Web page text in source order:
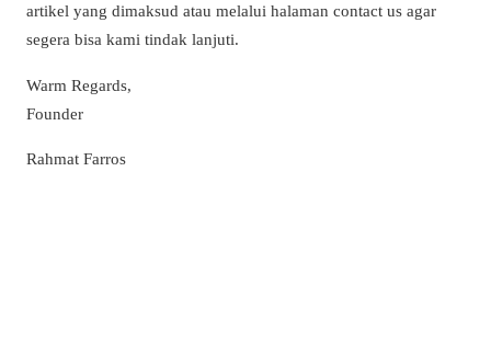
artikel yang dimaksud atau melalui halaman contact us agar
segera bisa kami tindak lanjuti.
Warm Regards,
Founder
Rahmat Farros